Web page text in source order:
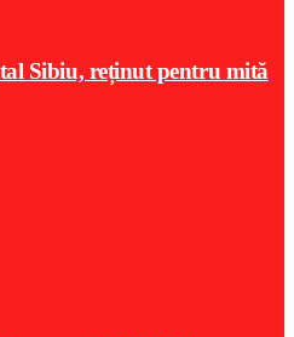
Sibiu, reținut pentru mită